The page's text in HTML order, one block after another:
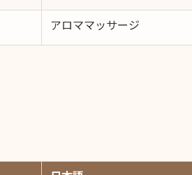
アロママッサージ